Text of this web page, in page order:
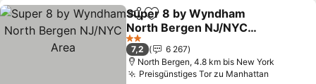
TeilenZu Favoriten hinzufügen
Super 8 by Wyndham
North Bergen NJ/NYC
Area
2 Sterne
7,2
6 267
North Bergen, 4.8 km bis New York
Preisgünstiges Tor zu Manhattan